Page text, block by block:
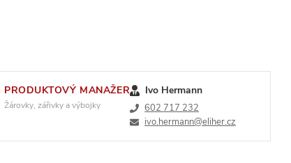
PRODUKTOVÝ MANAŽER
Žárovky, zářivky a výbojky
Ivo Hermann
602 717 232
ivo.hermann@eliher.cz